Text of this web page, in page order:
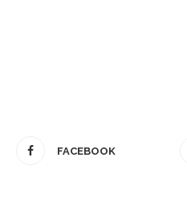
FACEBOOK